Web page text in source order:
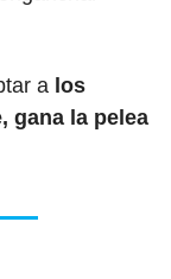
a los
gana la pelea